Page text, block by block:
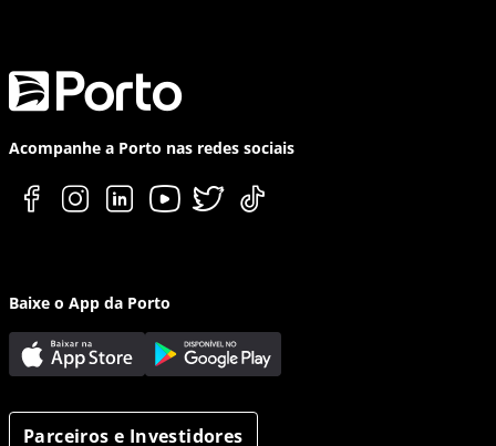
Acompanhe a Porto nas redes sociais
Baixe o App da Porto
Parceiros e Investidores